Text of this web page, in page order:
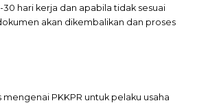
hari kerja dan apabila tidak sesuai
akan dikembalikan dan proses
PKKPR untuk pelaku usaha